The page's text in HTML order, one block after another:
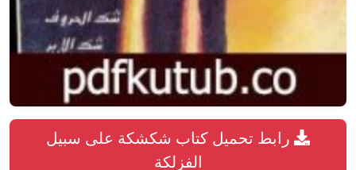
رابط تحميل كتاب شكشكة على سبيل
الفزلكة